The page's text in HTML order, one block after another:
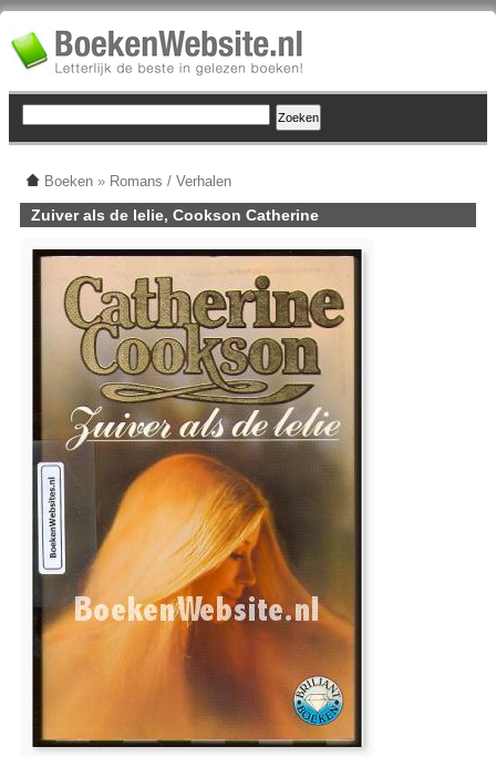
Boeken » Romans / Verhalen
Zuiver als de lelie, Cookson Catherine